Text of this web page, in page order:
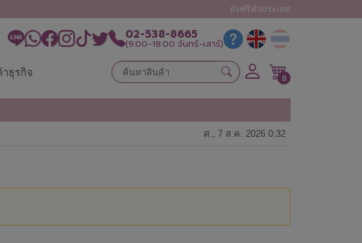
ส่งฟรีทั่วประเทศ
02-538-8665
(9:00-18:00 จันทร์-เสาร์)
ธุรกิจ 0
ศ., 7 ส.ค. 2026 0:32